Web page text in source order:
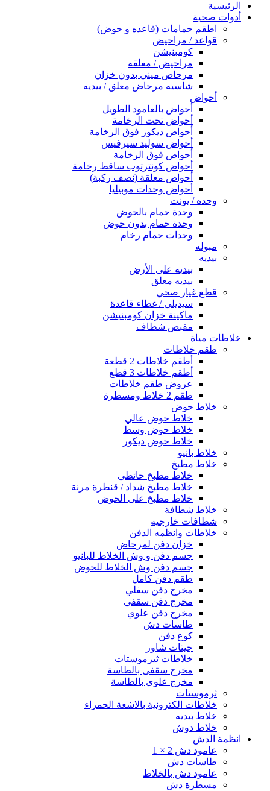
الرئيسية
أدوات صحية
اطقم حمامات (قاعده و حوض)
قواعد / مراحيض
كومبنيشن
مراحيض / معلقه
مرحاض ميني بدون خزان
شاسيه مرحاض معلق / بيديه
أحواض
أحواض بالعامود الطويل
أحواض تحت الرخامة
أحواض ديكور فوق الرخامة
أحواض سوليد سيرفيس
أحواض فوق الرخامة
أحواض كونترتوب ساقط رخامة
أحواض معلقة (نصف ركبة)
أحواض وحدات موبيليا
وحده / يونت
وحدة حمام بالحوض
وحدة حمام بدون حوض
وحدات حمام رخام
مبوله
بيديه
بيديه على الأرض
بيديه معلق
قطع غيار صحي
سيديلى / غطاء قاعدة
ماكينة خزان كومبنيشن
مقبض شطاف
خلاطات مياة
طقم خلاطات
أطقم خلاطات 2 قطعة
أطقم خلاطات 3 قطع
عروض طقم خلاطات
طقم 2 خلاط ومسطرة
خلاط حوض
خلاط حوض عالي
خلاط حوض وسط
خلاط حوض ديكور
خلاط بانيو
خلاط مطبخ
خلاط مطبخ حائطى
خلاط مطبخ شداد / قنطرة مرنة
خلاط مطبخ على الحوض
خلاط شطافة
شطافات خارجيه
خلاطات وانظمه الدفن
خزان دفن لمرحاض
جسم دفن و وش الخلاط للبانيو
جسم دفن وش الخلاط للحوض
طقم دفن كامل
مخرج دفن سفلي
مخرج دفن سقفى
مخرج دفن علوي
طاسات دش
كوع دفن
جيتات شاور
خلاطات ثيرموستات
مخرج سقفى بالطاسة
مخرج علوى بالطاسة
ثرموستات
خلاطات الكترونية بالاشعة الحمراء
خلاط بيديه
خلاط دوش
انظمة الدش
عامود دش 2 × 1
طاسات دش
عامود دش بالخلاط
مسطرة دش